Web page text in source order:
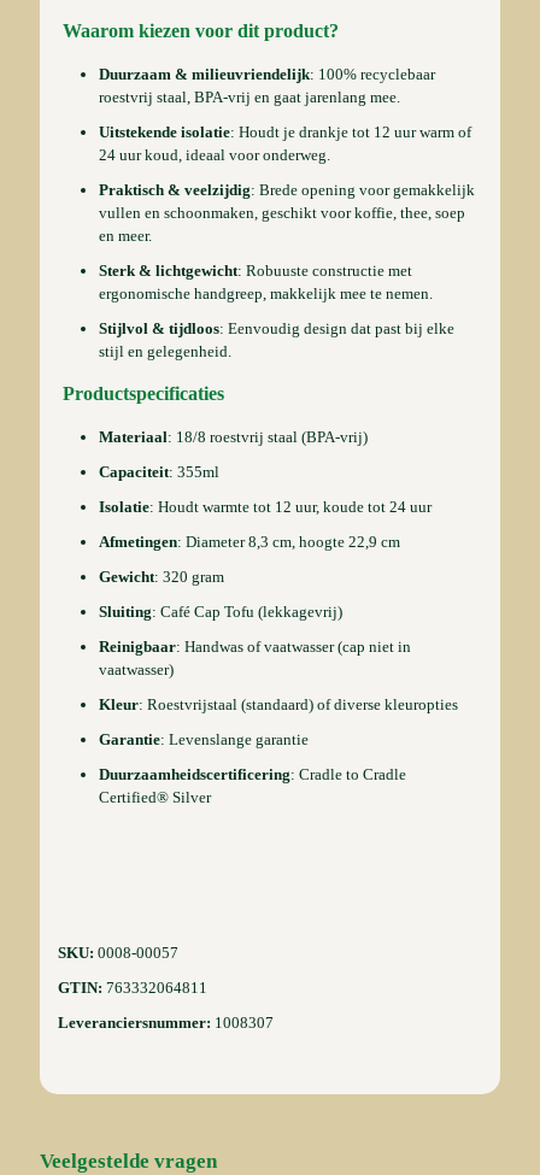
Waarom kiezen voor dit product?
Duurzaam & milieuvriendelijk: 100% recyclebaar
roestvrij staal, BPA-vrij en gaat jarenlang mee.
Uitstekende isolatie: Houdt je drankje tot 12 uur warm of
24 uur koud, ideaal voor onderweg.
Praktisch & veelzijdig: Brede opening voor gemakkelijk
vullen en schoonmaken, geschikt voor koffie, thee, soep
en meer.
Sterk & lichtgewicht: Robuuste constructie met
ergonomische handgreep, makkelijk mee te nemen.
Stijlvol & tijdloos: Eenvoudig design dat past bij elke
stijl en gelegenheid.
Productspecificaties
Materiaal: 18/8 roestvrij staal (BPA-vrij)
Capaciteit: 355ml
Isolatie: Houdt warmte tot 12 uur, koude tot 24 uur
Afmetingen: Diameter 8,3 cm, hoogte 22,9 cm
Gewicht: 320 gram
Sluiting: Café Cap Tofu (lekkagevrij)
Reinigbaar: Handwas of vaatwasser (cap niet in
vaatwasser)
Kleur: Roestvrijstaal (standaard) of diverse kleuropties
Garantie: Levenslange garantie
Duurzaamheidscertificering: Cradle to Cradle
Certified® Silver
SKU: 0008-00057
GTIN: 763332064811
Leveranciersnummer: 1008307
Veelgestelde vragen